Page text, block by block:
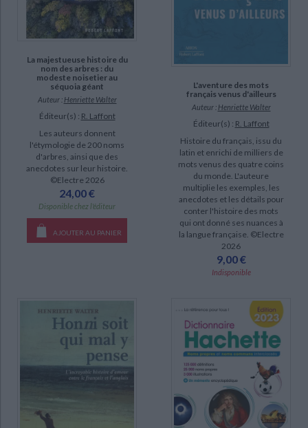
La majestueuse histoire du
nom des arbres : du
modeste noisetier au
séquoia géant
Auteur : Henriette Walter
Éditeur(s) : R. Laffont
Les auteurs donnent
l'étymologie de 200 noms
d'arbres, ainsi que des
anecdotes sur leur histoire.
©Electre 2026
24,00 €
Disponible chez l'éditeur
AJOUTER AU PANIER
L'aventure des mots
français venus d'ailleurs
Auteur : Henriette Walter
Éditeur(s) : R. Laffont
Histoire du français, issu du
latin et enrichi de milliers de
mots venus des quatre coins
du monde. L'auteure
multiplie les exemples, les
anecdotes et les détails pour
conter l'histoire des mots
qui ont donné ses nuances à
la langue française. ©Electre
2026
9,00 €
Indisponible